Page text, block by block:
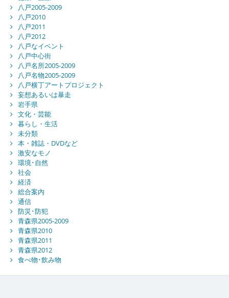
八戸2005-2009
八戸2010
八戸2011
八戸2012
八戸なイベント
八戸中心街
八戸名所2005-2009
八戸名物2005-2009
八戸横丁アートプロジェクト
妄想あるいは暴走
岩手県
文化・芸能
暮らし・生活
未分類
本・雑誌・DVDなど
激安なモノ
環境･自然
社会
経済
総合案内
通信
防災･防犯
青森県2005-2009
青森県2010
青森県2011
青森県2012
食べ物･飲み物